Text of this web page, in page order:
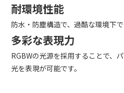
耐環境性能
防水・防塵構造で、過酷な環境下
多彩な表現力
RGBWの光源を採用することで、
光を表現が可能です。